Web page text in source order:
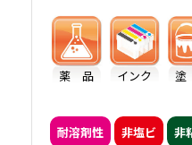
た。数か月使用する
して柔らかくなり、
面を洗浄するとその
た。交換時期の目安
で安心な塗装用ホー
薬 品 インク
耐溶剤性 非塩ビ 非